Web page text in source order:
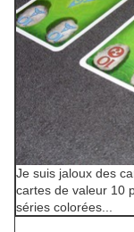
Je suis jaloux des
cartes de valeur 10
séries colorées...